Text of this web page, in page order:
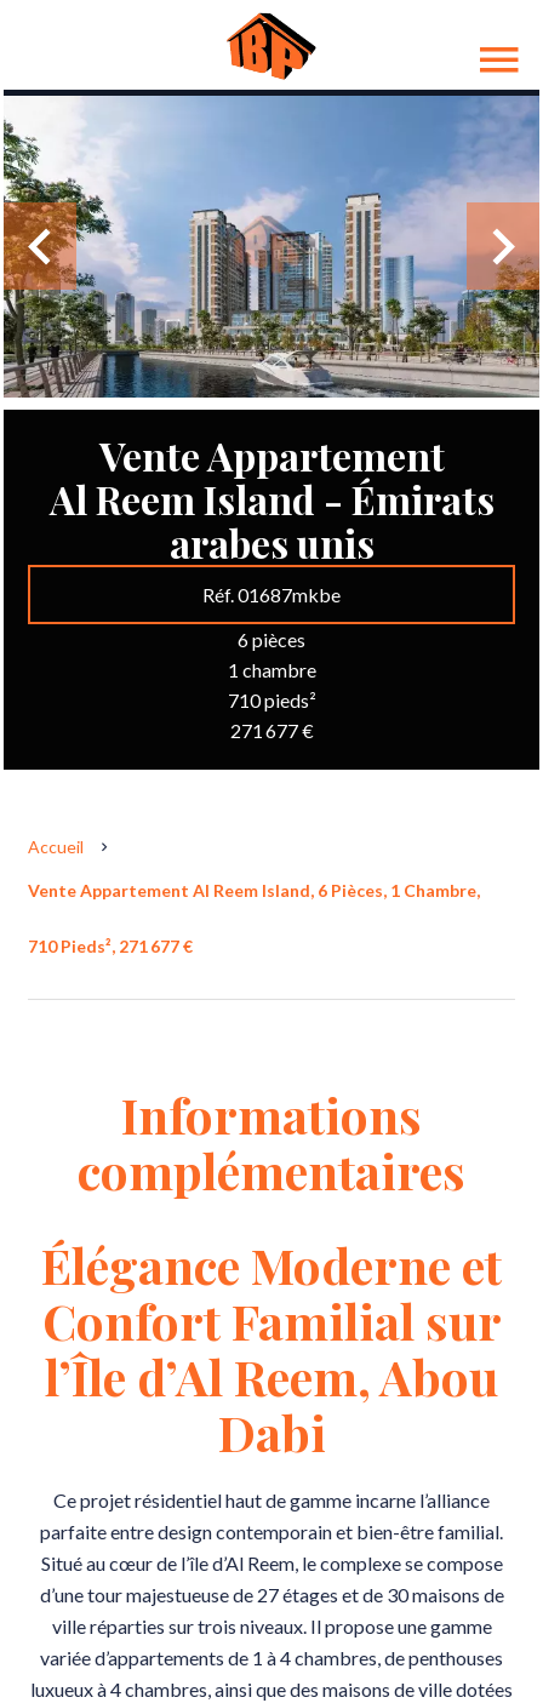
Vente Appartement
Al Reem Island - Émirats
arabes unis
Réf. 01687mkbe
6 pièces
1 chambre
710 pieds²
271 677 €
Accueil
Vente Appartement Al Reem Island, 6 Pièces, 1 Chambre,
710 Pieds², 271 677 €
Informations
complémentaires
Élégance Moderne et
Confort Familial sur
l’Île d’Al Reem, Abou
Dabi
Ce projet résidentiel haut de gamme incarne l’alliance
parfaite entre design contemporain et bien-être familial.
Situé au cœur de l’île d’Al Reem, le complexe se compose
d’une tour majestueuse de 27 étages et de 30 maisons de
ville réparties sur trois niveaux. Il propose une gamme
variée d’appartements de 1 à 4 chambres, de penthouses
luxueux à 4 chambres, ainsi que des maisons de ville dotées